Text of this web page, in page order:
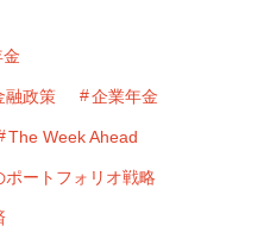
融政策 企業年金
The Week Ahead
ポートフォリオ戦略